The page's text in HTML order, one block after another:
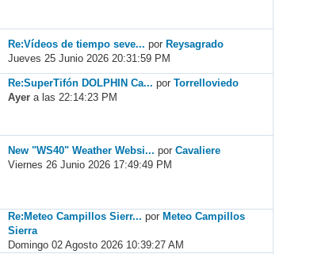
Re:Vídeos de tiempo seve... porReysagrado
Jueves 25 Junio 2026 20:31:59 PM
Re:SuperTifón DOLPHIN Ca... porTorrelloviedo
Ayer a las 22:14:23 PM
New "WS40" Weather Websi... porCavaliere
Viernes 26 Junio 2026 17:49:49 PM
Re:Meteo Campillos Sierr... por Meteo Campillos
Sierra
Domingo 02 Agosto 2026 10:39:27 AM